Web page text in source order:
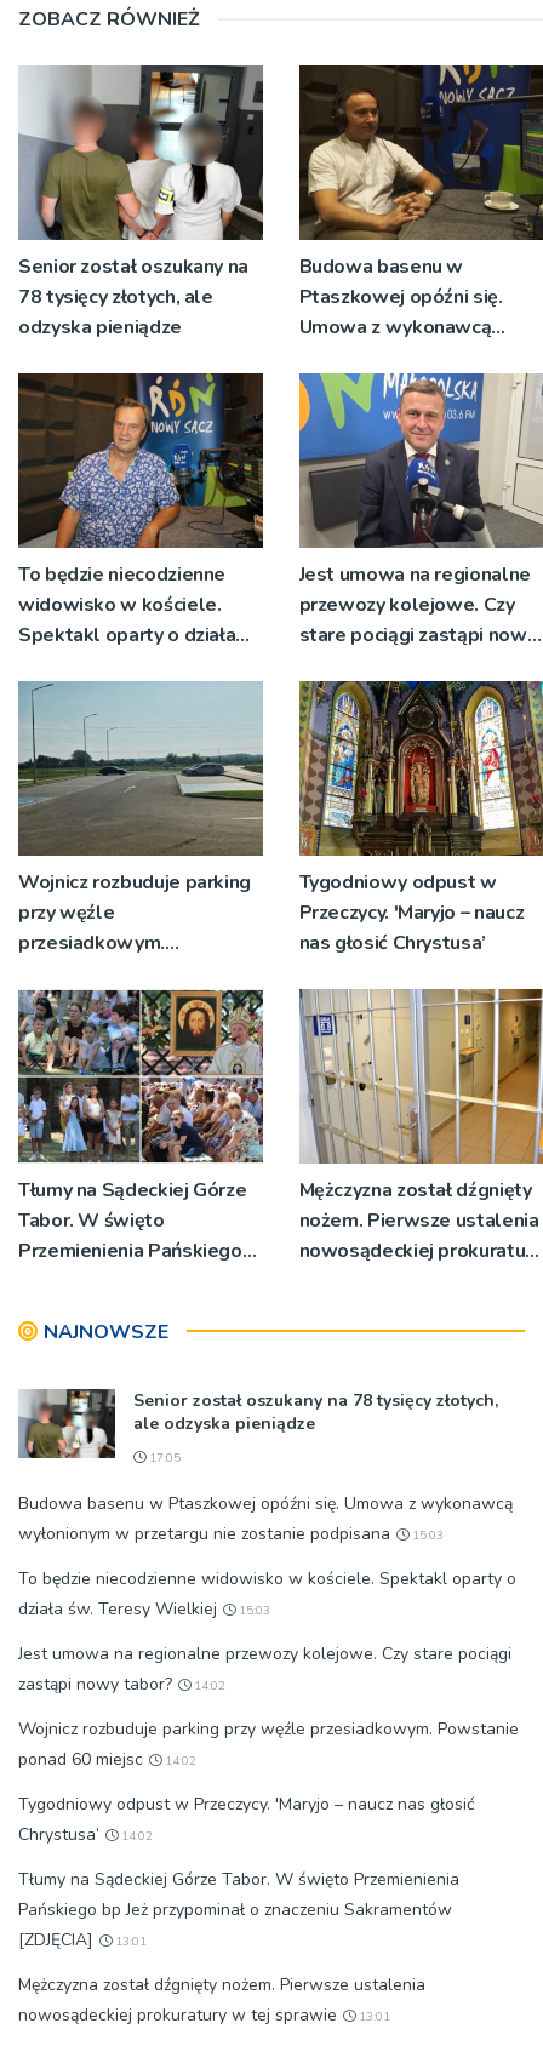
ZOBACZ RÓWNIEŻ
Senior został oszukany na
78 tysięcy złotych, ale
odzyska pieniądze
Budowa basenu w
Ptaszkowej opóźni się.
Umowa z wykonawcą
nie zostanie podpisana
To będzie niecodzienne
widowisko w kościele.
Spektakl oparty o działa
Jest umowa na regionalne
przewozy kolejowe. Czy
stare pociągi zastąpi nowy
Wojnicz rozbuduje parking
przy węźle
przesiadkowym.
miejsc
Tygodniowy odpust w
Przeczycy. 'Maryjo – naucz
nas głosić Chrystusa’
Tłumy na Sądeckiej Górze
Tabor. W święto
Przemienienia Pańskiego
[ZDJĘCIA]
Mężczyzna został dźgnięty
nożem. Pierwsze ustalenia
nowosądeckiej prokuratury
NAJNOWSZE
Senior został oszukany na 78 tysięcy złotych,
ale odzyska pieniądze
17:05
Budowa basenu w Ptaszkowej opóźni się. Umowa z wykonawcą
wyłonionym w przetargu nie zostanie podpisana
15:03
To będzie niecodzienne widowisko w kościele. Spektakl oparty o
działa św. Teresy Wielkiej
15:03
Jest umowa na regionalne przewozy kolejowe. Czy stare pociągi
zastąpi nowy tabor?
14:02
Wojnicz rozbuduje parking przy węźle przesiadkowym. Powstanie
ponad 60 miejsc
14:02
Tygodniowy odpust w Przeczycy. 'Maryjo – naucz nas głosić
Chrystusa’
14:02
Tłumy na Sądeckiej Górze Tabor. W święto Przemienienia
Pańskiego bp Jeż przypominał o znaczeniu Sakramentów
[ZDJĘCIA]
13:01
Mężczyzna został dźgnięty nożem. Pierwsze ustalenia
nowosądeckiej prokuratury w tej sprawie
13:01